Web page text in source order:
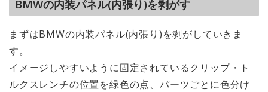
BMWの内装パネル(内張り)を剥がす
まずはBMWの内装パネル(内張り)を剥がしていきま
す。
イメージしやすいように固定されているクリップ・ト
ルクスレンチの位置を緑色の点、パーツごとに色分け